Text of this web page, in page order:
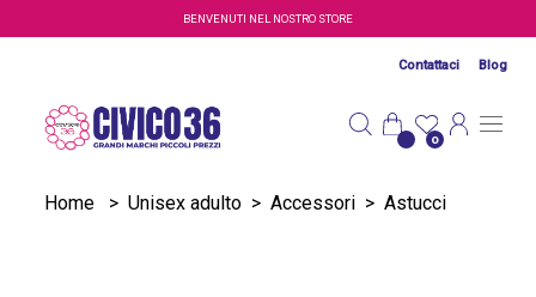
Salta al contenuto principaleBENVENUTI NEL NOSTRO STORE
Contattaci Blog
0
Home > Unisex adulto > Accessori > Astucci